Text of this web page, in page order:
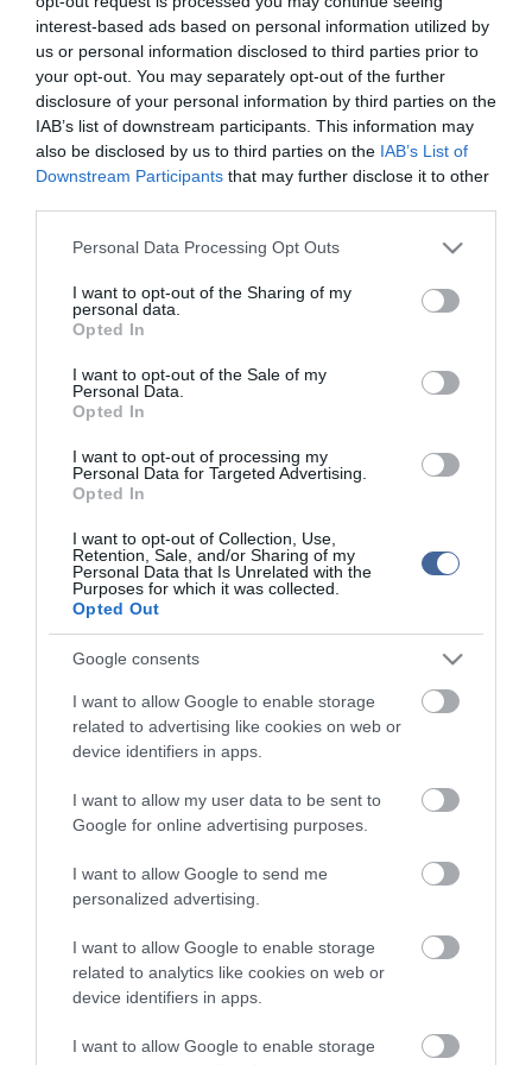
interest-based ads based on personal information utilized by
us or personal information disclosed to third parties prior to
your opt-out. You may separately opt-out of the further
disclosure of your personal information by third parties on the
IAB’s list of downstream participants. This information may
also be disclosed by us to third parties on the IAB’s List of
Downstream Participants that may further disclose it to other
Please note that this website/app uses one or more Google
not limited to your visit or usage behaviour. You may click to
grant or deny consent to Google and its third-party tags to
use your data for below specified purposes in below Google
consent section.
Personal Data Processing Opt Outs
I want to opt-out of the Sharing of my
personal data.
Opted In
I want to opt-out of the Sale of my
Personal Data.
Opted In
I want to opt-out of processing my
Personal Data for Targeted Advertising.
Opted In
I want to opt-out of Collection, Use,
Retention, Sale, and/or Sharing of my
Personal Data that Is Unrelated with the
Purposes for which it was collected.
Opted Out
Google consents
I want to allow Google to enable storage
related to advertising like cookies on web or
device identifiers in apps.
I want to allow my user data to be sent to
Google for online advertising purposes.
I want to allow Google to send me
personalized advertising.
I want to allow Google to enable storage
related to analytics like cookies on web or
device identifiers in apps.
I want to allow Google to enable storage
piaci árfolyamon történő hiteltörlesztés és a gyűjtőszámlahitel
részleteinek együttes fizetésével. A gyűjtőszámlahitel után
fizetendő törlesztőrészlet mértékét ugyanis a hitelt nyújtó pénzügyi
intézmény úgy köteles megállapítani, hogy a gyűjtőszámlahitel
után fizetendő törlesztőrészlet ne haladja meg a rögzítés periódusa
alatt fizetett utolsó törlesztőrészlet 15 százalékát.
Kapcsolódó írások:
Meghosszabbítaná a közszféra állami támogatásának
Árfolyamgát: vannak, akik már júniusban csökkentett
törlesztőrészletet fizettek
Új rendszerben működik az árfolyamgát
Figyelem! A cikkhez hozzáfűzött hozzászólások nem a ma.hu
network nézeteit
tükrözik. A szerkesztőség mindössze a hírek publikációjával foglalkozik, a
kommenteket nem tudja befolyásolni - azok az olvasók személyes véleményét
tartalmazzák.
tartásával kommenteljenek!
ma.hu legfrissebb hírei:
Vitézy Dávid: 2,3 milliárd forint került vissza az államhoz
egy útdíjrendszeres ügylet felülvizsgálata után
Második világháborús MG-42 géppuskát emeltek ki a
Dunából - a rendőrség lefoglalta
keretszerződését